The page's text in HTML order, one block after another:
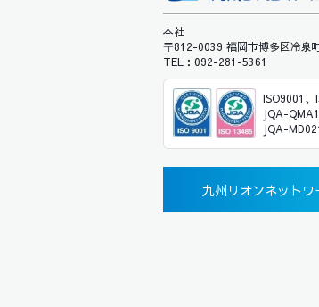
本社
〒812-0039 福岡市博多区冷泉
TEL：092-281-5361
ISO9001、
JQA-
JQA-
九州リオンネットワ